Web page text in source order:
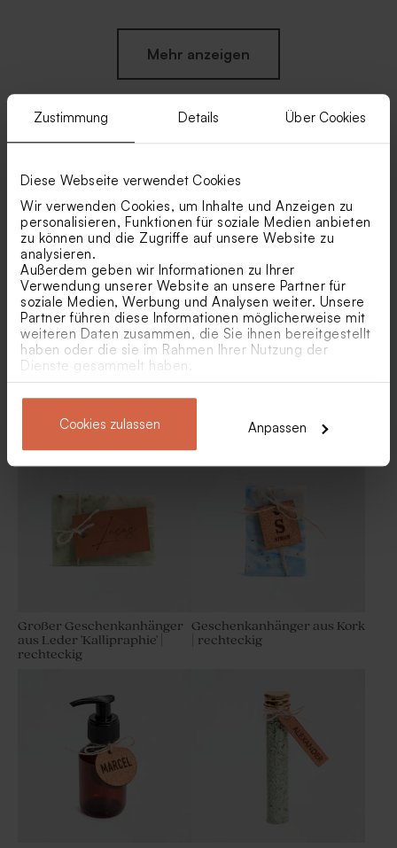
Zustimmung Details Über Cookies
Diese Webseite verwendet Cookies
Wir verwenden Cookies, um Inhalte und Anzeigen zu
personalisieren, Funktionen für soziale Medien anbieten
zu können und die Zugriffe auf unsere Website zu
analysieren.
Außerdem geben wir Informationen zu Ihrer
Verwendung unserer Website an unsere Partner für
soziale Medien, Werbung und Analysen weiter. Unsere
Partner führen diese Informationen möglicherweise mit
weiteren Daten zusammen, die Sie ihnen bereitgestellt
haben oder die sie im Rahmen Ihrer Nutzung der
Dienste gesammelt haben.
Cookies zulassen Anpassen
Glasröhrchen mit weißem
Badesalz und
Korkverschluss
Personalisierter Bleistift mit
beigem Windrad
Mehr anzeigen
Ähnliche Produkte
Geschenkanhänger aus
Moderner
Leder | rund
Großer Geschenkanhänger
aus Leder 'Kallipraphie' |
rechteckig
Geschenkanhänger aus Kork
| rechteckig